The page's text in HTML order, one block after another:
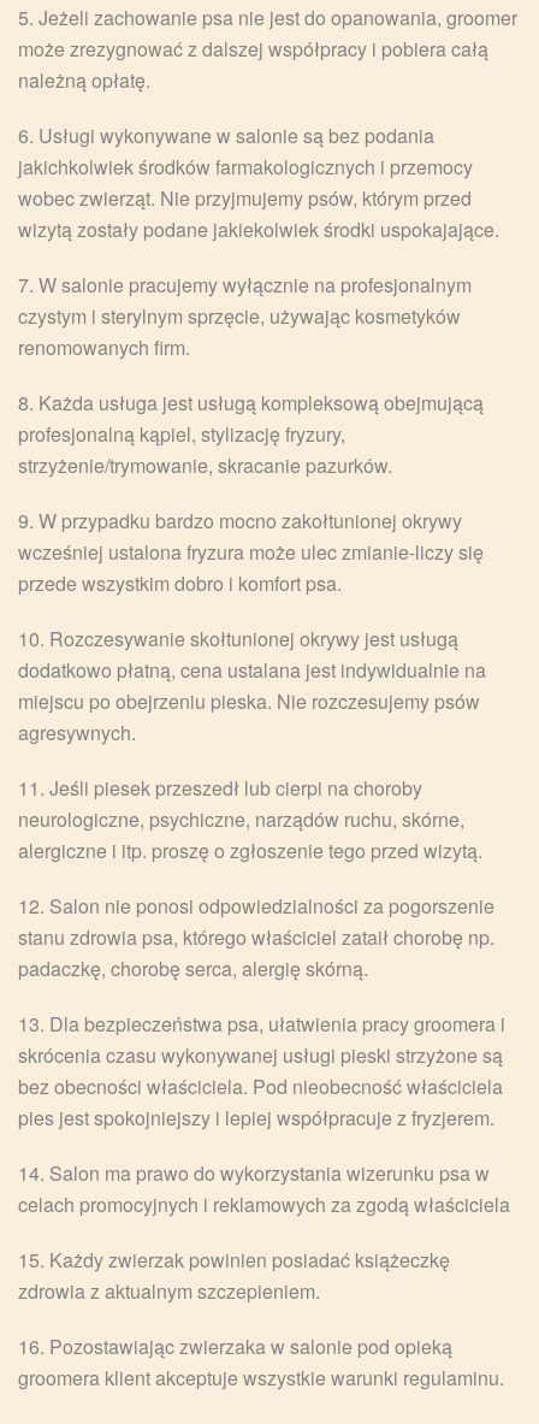
5. Jeżeli zachowanie psa nie jest do opanowania, groomer
może zrezygnować z dalszej współpracy i pobiera całą
należną opłatę.
6. Usługi wykonywane w salonie są bez podania
jakichkolwiek środków farmakologicznych i przemocy
wobec zwierząt. Nie przyjmujemy psów, którym przed
wizytą zostały podane jakiekolwiek środki uspokajające.
7. W salonie pracujemy wyłącznie na profesjonalnym
czystym i sterylnym sprzęcie, używając kosmetyków
renomowanych firm.
8. Każda usługa jest usługą kompleksową obejmującą
profesjonalną kąpiel, stylizację fryzury,
strzyżenie/trymowanie, skracanie pazurków.
9. W przypadku bardzo mocno zakołtunionej okrywy
wcześniej ustalona fryzura może ulec zmianie-liczy się
przede wszystkim dobro i komfort psa.
10. Rozczesywanie skołtunionej okrywy jest usługą
dodatkowo płatną, cena ustalana jest indywidualnie na
miejscu po obejrzeniu pieska. Nie rozczesujemy psów
agresywnych.
11. Jeśli piesek przeszedł lub cierpi na choroby
neurologiczne, psychiczne, narządów ruchu, skórne,
alergiczne i itp. proszę o zgłoszenie tego przed wizytą.
12. Salon nie ponosi odpowiedzialności za pogorszenie
stanu zdrowia psa, którego właściciel zataił chorobę np.
padaczkę, chorobę serca, alergię skórną.
13. Dla bezpieczeństwa psa, ułatwienia pracy groomera i
skrócenia czasu wykonywanej usługi pieski strzyżone są
bez obecności właściciela. Pod nieobecność właściciela
pies jest spokojniejszy i lepiej współpracuje z fryzjerem.
14. Salon ma prawo do wykorzystania wizerunku psa w
celach promocyjnych i reklamowych za zgodą właściciela
15. Każdy zwierzak powinien posiadać książeczkę
zdrowia z aktualnym szczepieniem.
16. Pozostawiając zwierzaka w salonie pod opieką
groomera klient akceptuje wszystkie warunki regulaminu.